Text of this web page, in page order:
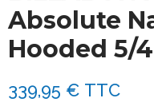
Absolute
Hooded 5/
339,95 € TTC